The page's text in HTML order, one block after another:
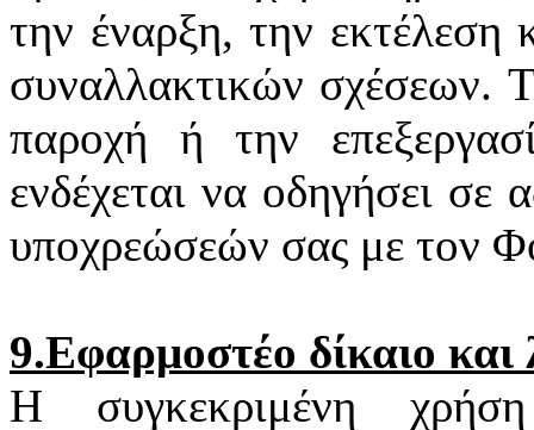
την έναρξη, την εκτέλεση
συναλλακτικών σχέσεων.
παροχή ή την
ενδέχεται να οδηγήσει σε
υποχρεώσεών σας με τον
9.Εφαρμοστέο δίκαιο και
Η συγκεκριμένη